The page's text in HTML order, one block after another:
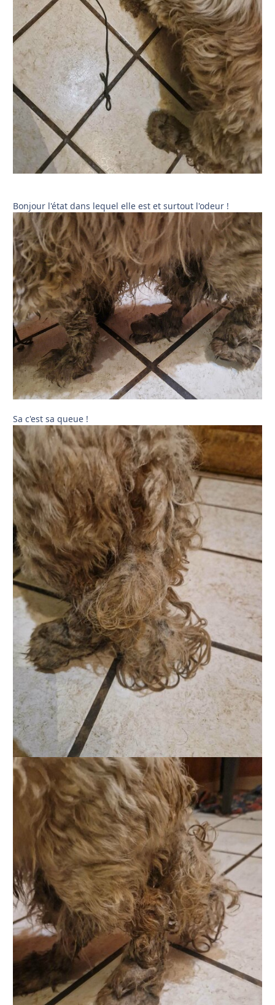
Bonjour l'état dans lequel elle est et surtout l'odeur !
Sa c'est sa queue !